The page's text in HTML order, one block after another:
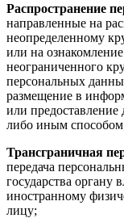
Распространение
направленные на
неопределенному
или на
неограниченного
персональных
размещение в
или
либо иным
Трансграничная
передача
государства органу
иностранному
лицу;